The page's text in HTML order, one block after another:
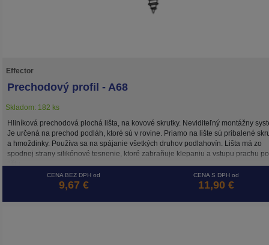
Effector
Prechodový profil - A68
Skladom: 182 ks
Hliníková prechodová plochá lišta, na kovové skrutky. Neviditeľný montážny
Je určená na prechod podláh, ktoré sú v rovine. Priamo na lište sú pribalené
a hmoždinky. Používa sa na spájanie všetkých druhov podlahovín. Lišta má zo
spodnej strany silikónové tesnenie, ktoré zabraňuje klepaniu a vstupu prachu
CENA BEZ DPH od
9,67 €
CENA S DPH od
11,90 €